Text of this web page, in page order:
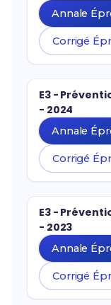
Annale
Corrigé
E3 -
- 2024
Annale
Corrigé
E3 -
- 2023
Annale
Corrigé